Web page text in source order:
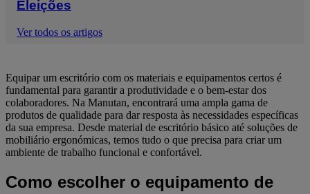
Eleições
Ver todos os artigos
Equipar um escritório com os materiais e equipamentos certos é
fundamental para garantir a produtividade e o bem-estar dos
colaboradores. Na Manutan, encontrará uma ampla gama de
produtos de qualidade para dar resposta às necessidades específicas
da sua empresa. Desde material de escritório básico até soluções de
mobiliário ergonómicas, temos tudo o que precisa para criar um
ambiente de trabalho funcional e confortável.
Como escolher o equipamento de